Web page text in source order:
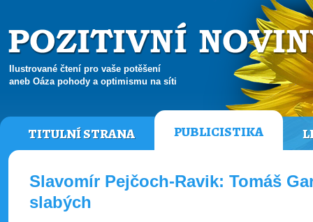
Ilustrované čtení pro vaše potěšení
aneb Oáza pohody a optimismu na síti
TITULNÍ STRANA PUBLICISTIKA
Slavomír Pejčoch-Ravik: Tomáš
slabých